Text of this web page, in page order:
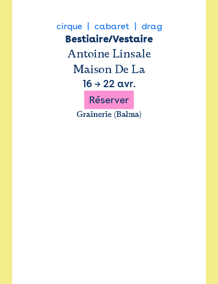
cirque cabaret drag
Bestiaire/Vestaire
Antoine Linsale
Maison De La
16→ 22 avr.
Réserver
Grainerie (Balma)